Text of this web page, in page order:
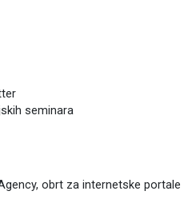
seminara
obrt za internetske portale